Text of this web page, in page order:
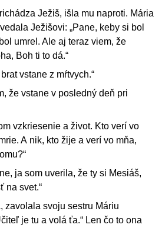
Ježiš, išla mu naproti. Mária
Ježišovi: „Pane, keby si bol
umrel. Ale aj teraz viem, že
Boh ti to dá.“
vstane z mŕtvych.“
že vstane v posledný deň pri
vzkriesenie a život. Kto verí vo
A nik, kto žije a verí vo mňa,
ja som uverila, že ty si Mesiáš,
na svet.“
zavolala svoju sestru Máriu
je tu a volá ťa.“ Len čo to ona